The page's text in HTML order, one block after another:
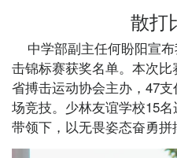
散打
中学部副主任何盼阳宣
击锦标赛获奖名单。本次
省搏击运动协会主办，47
场竞技。少林友谊学校15
带领下，以无畏姿态奋勇拼